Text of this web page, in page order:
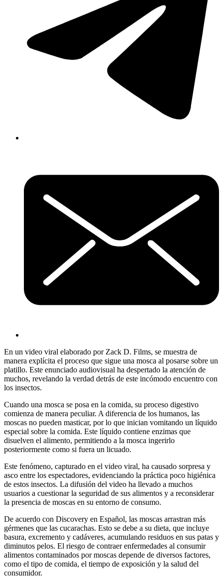
En un video viral elaborado por Zack D. Films, se muestra de
manera explícita el proceso que sigue una mosca al posarse sobre un
platillo. Este enunciado audiovisual ha despertado la atención de
muchos, revelando la verdad detrás de este incómodo encuentro con
los insectos.
Cuando una mosca se posa en la comida, su proceso digestivo
comienza de manera peculiar. A diferencia de los humanos, las
moscas no pueden masticar, por lo que inician vomitando un líquido
especial sobre la comida. Este líquido contiene enzimas que
disuelven el alimento, permitiendo a la mosca ingerirlo
posteriormente como si fuera un licuado.
Este fenómeno, capturado en el video viral, ha causado sorpresa y
asco entre los espectadores, evidenciando la práctica poco higiénica
de estos insectos. La difusión del video ha llevado a muchos
usuarios a cuestionar la seguridad de sus alimentos y a reconsiderar
la presencia de moscas en su entorno de consumo.
De acuerdo con Discovery en Español, las moscas arrastran más
gérmenes que las cucarachas. Esto se debe a su dieta, que incluye
basura, excremento y cadáveres, acumulando residuos en sus patas y
diminutos pelos. El riesgo de contraer enfermedades al consumir
alimentos contaminados por moscas depende de diversos factores,
como el tipo de comida, el tiempo de exposición y la salud del
consumidor.